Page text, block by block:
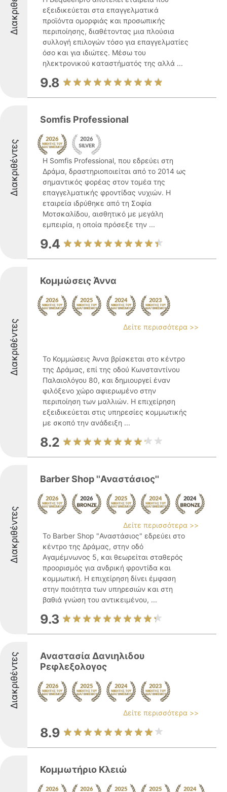
εξειδικεύεται στα επαγγελματικά
προϊόντα ομορφιάς και προσωπικής
περιποίησης, διαθέτοντας μια πλούσια
συλλογή επιλογών τόσο για επαγγελματίες
όσο και για ιδιώτες. Μέσω του
ηλεκτρονικού καταστήματός της αλλά ...
9.8
Διακριθέντες
Somfis Professional
Η Somfis Professional, που εδρεύει στη
Δράμα, δραστηριοποιείται από το 2014 ως
σημαντικός φορέας στον τομέα της
επαγγελματικής φροντίδας νυχιών. Η
εταιρεία ιδρύθηκε από τη Σοφία
Μοτσκαλίδου, αισθητικό με μεγάλη
εμπειρία, η οποία πρόσεξε την ...
9.4
Διακριθέντες
Κομμώσεις Άννα
Δείτε περισσότερα >>
Το Κομμώσεις Άννα βρίσκεται στο κέντρο
της Δράμας, επί της οδού Κωνσταντίνου
Παλαιολόγου 80, και δημιουργεί έναν
φιλόξενο χώρο αφιερωμένο στην
περιποίηση των μαλλιών. Η επιχείρηση
εξειδικεύεται στις υπηρεσίες κομμωτικής
με σκοπό την ανάδειξη ...
8.2
Διακριθέντες
Barber Shop ''Αναστάσιος''
Δείτε περισσότερα >>
Το Barber Shop "Αναστάσιος" εδρεύει στο
κέντρο της Δράμας, στην οδό
Αγαμέμνωνος 5, και θεωρείται σταθερός
προορισμός για ανδρική φροντίδα και
κομμωτική. Η επιχείρηση δίνει έμφαση
στην ποιότητα των υπηρεσιών και στη
βαθιά γνώση του αντικειμένου, ...
9.3
Διακριθέντες
Αναστασία Δανιηλιδου
Ρεφλεξολογος
Δείτε περισσότερα >>
8.9
Κομμωτήριο Κλειώ